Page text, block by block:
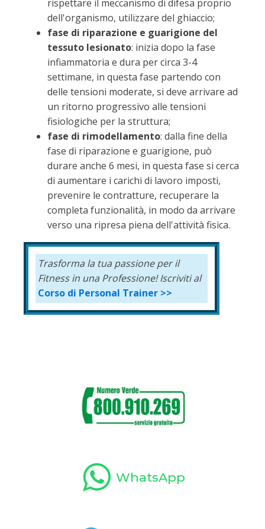
rispettare il meccanismo di difesa proprio
dell'organismo, utilizzare del ghiaccio;
fase di riparazione e guarigione del
tessuto lesionato: inizia dopo la fase
infiammatoria e dura per circa 3-4
settimane, in questa fase partendo con
delle tensioni moderate, si deve arrivare ad
un ritorno progressivo alle tensioni
fisiologiche per la struttura;
fase di rimodellamento: dalla fine della
fase di riparazione e guarigione, può
durare anche 6 mesi, in questa fase si cerca
di aumentare i carichi di lavoro imposti,
prevenire le contratture, recuperare la
completa funzionalità, in modo da arrivare
verso una ripresa piena dell'attività fisica.
Trasforma la tua passione per il
Fitness in una Professione! Iscriviti al
Corso di Personal Trainer >>
WhatsApp